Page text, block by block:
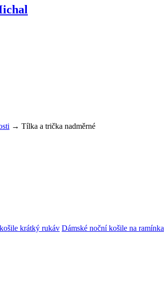
→ Tílka a trička nadměrné
krátký rukáv Dámské noční košile na ramínka